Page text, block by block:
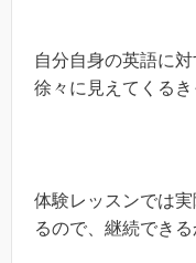
自分自身の英語に
徐々に見えてくるき
体験レッスンでは
るので、継続でき